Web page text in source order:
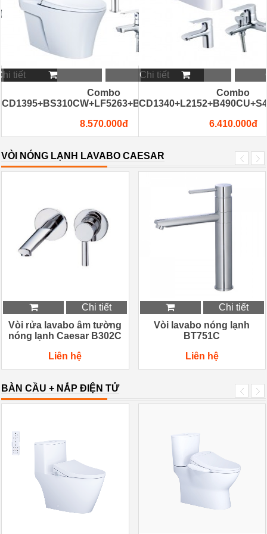
tiết
Chi tiết
Combo
CD1395+BS310CW+LF5263+B060CU+S063C
8.570.000đ
Combo
6.410.000đ
VÒI NÓNG LẠNH LAVABO CAESAR
Chi tiết
Vòi rửa lavabo âm tường
nóng lạnh Caesar B302C
Liên hệ
Chi tiết
Vòi lavabo nóng lạnh
BT751C
Liên hệ
BÀN CẦU + NẮP ĐIỆN TỬ